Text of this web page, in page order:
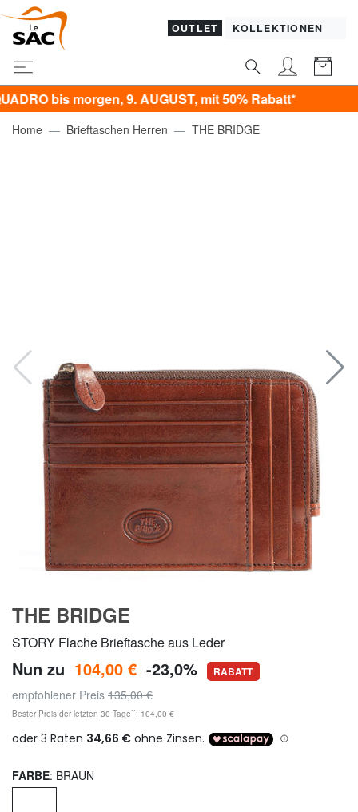
OUTLET KOLLEKTIONEN
bis morgen, 9. AUGUST, mit 50% Rabatt*
Home Brieftaschen Herren THE BRIDGE
THE BRIDGE
STORY Flache Brieftasche aus Leder
Nun zu 104,00 € -23,0% RABATT
empfohlener Preis 135,00 €
Bester Preis der letzten 30 Tage**: 104,00 €
FARBE: BRAUN